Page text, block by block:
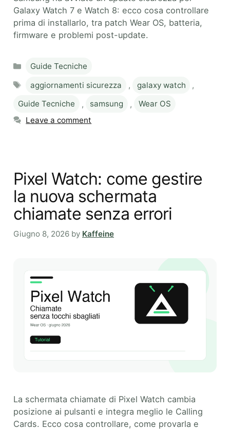
Galaxy Watch 7 e Watch 8: ecco cosa controllare
prima di installarlo, tra patch Wear OS, batteria,
firmware e problemi post-update.
Categories
Guide Tecniche
aggiornamenti sicurezza , galaxy watch
,
Guide Tecniche
, samsung ,
Wear OS
Leave a comment
Pixel Watch: come gestire
la nuova schermata
chiamate senza errori
Giugno 8, 2026 by Kaffeine
La schermata chiamate di Pixel Watch cambia
posizione ai pulsanti e integra meglio le Calling
Cards. Ecco cosa controllare, come provarla e